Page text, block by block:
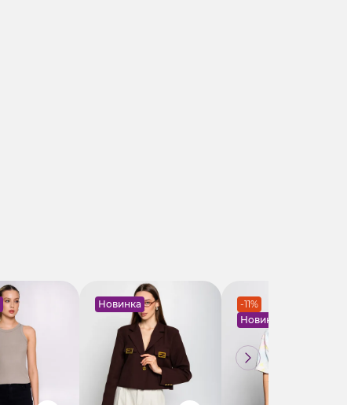
Новинка
-11%
Новинка